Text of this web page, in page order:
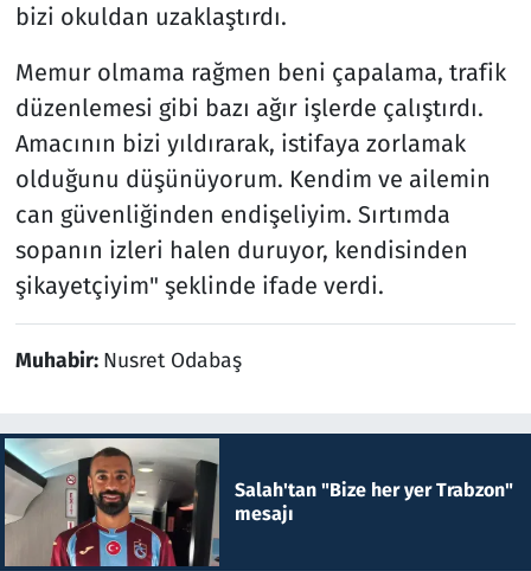
bizi okuldan uzaklaştırdı.
Memur olmama rağmen beni çapalama, trafik
düzenlemesi gibi bazı ağır işlerde çalıştırdı.
Amacının bizi yıldırarak, istifaya zorlamak
olduğunu düşünüyorum. Kendim ve ailemin
can güvenliğinden endişeliyim. Sırtımda
sopanın izleri halen duruyor, kendisinden
şikayetçiyim" şeklinde ifade verdi.
Muhabir: Nusret Odabaş
Salah'tan "Bize her yer Trabzon"
mesajı